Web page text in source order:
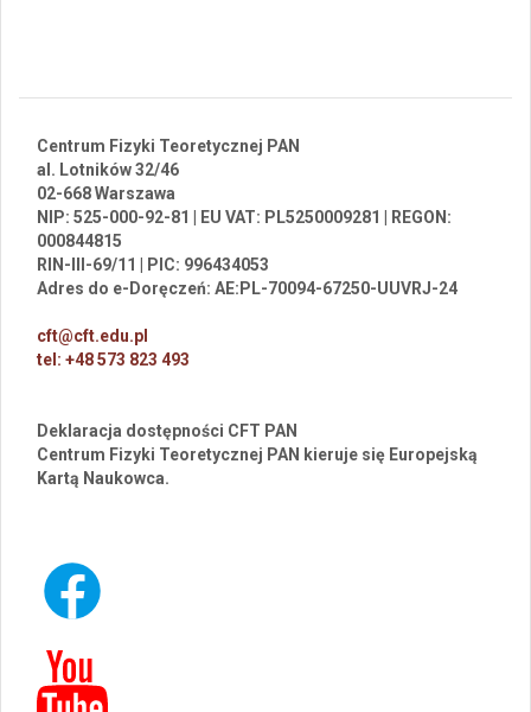
Centrum Fizyki Teoretycznej PAN
al. Lotników 32/46
02-668 Warszawa
NIP: 525-000-92-81 | EU VAT: PL5250009281 | REGON:
000844815
RIN-III-69/11 | PIC: 996434053
Adres do e-Doręczeń: AE:PL-70094-67250-UUVRJ-24
cft@cft.edu.pl
tel: +48 573 823 493
Deklaracja dostępności CFT PAN
Centrum Fizyki Teoretycznej PAN kieruje się Europejską
Kartą Naukowca.